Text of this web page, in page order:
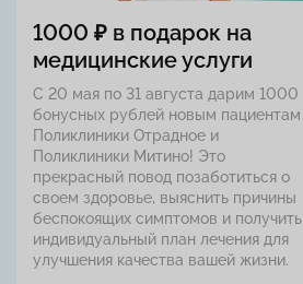
1000 ₽ в подарок на
медицинские услуги
С 20 мая по 31 августа дарим 1000
бонусных рублей новым пациентам
Поликлиники Отрадное и
Поликлиники Митино! Это
прекрасный повод позаботиться о
своем здоровье, выяснить причины
беспокоящих симптомов и получить
индивидуальный план лечения для
улучшения качества вашей жизни.